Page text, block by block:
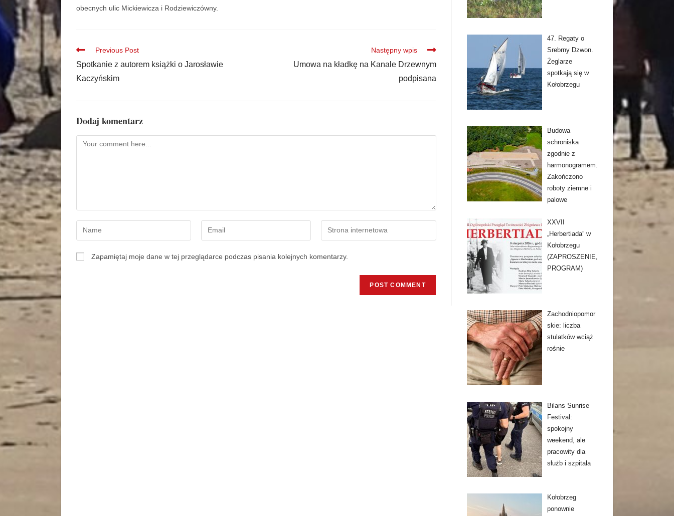
obecnych ulic Mickiewicza i Rodziewiczówny.
Previous Post
Spotkanie z autorem książki o Jarosławie
Kaczyńskim
Następny wpis
Umowa na kładkę na Kanale Drzewnym
podpisana
Dodaj komentarz
Zapamiętaj moje dane w tej przeglądarce podczas pisania kolejnych komentarzy.
47. Regaty o
Srebrny Dzwon.
Żeglarze
spotkają się w
Kołobrzegu
Budowa
schroniska
zgodnie z
harmonogramem.
Zakończono
roboty ziemne i
palowe
XXVII
„Herbertiada” w
Kołobrzegu
(ZAPROSZENIE,
PROGRAM)
Zachodniopomor
skie: liczba
stulatków wciąż
rośnie
Bilans Sunrise
Festival:
spokojny
weekend, ale
pracowity dla
służb i szpitala
Kołobrzeg
ponownie